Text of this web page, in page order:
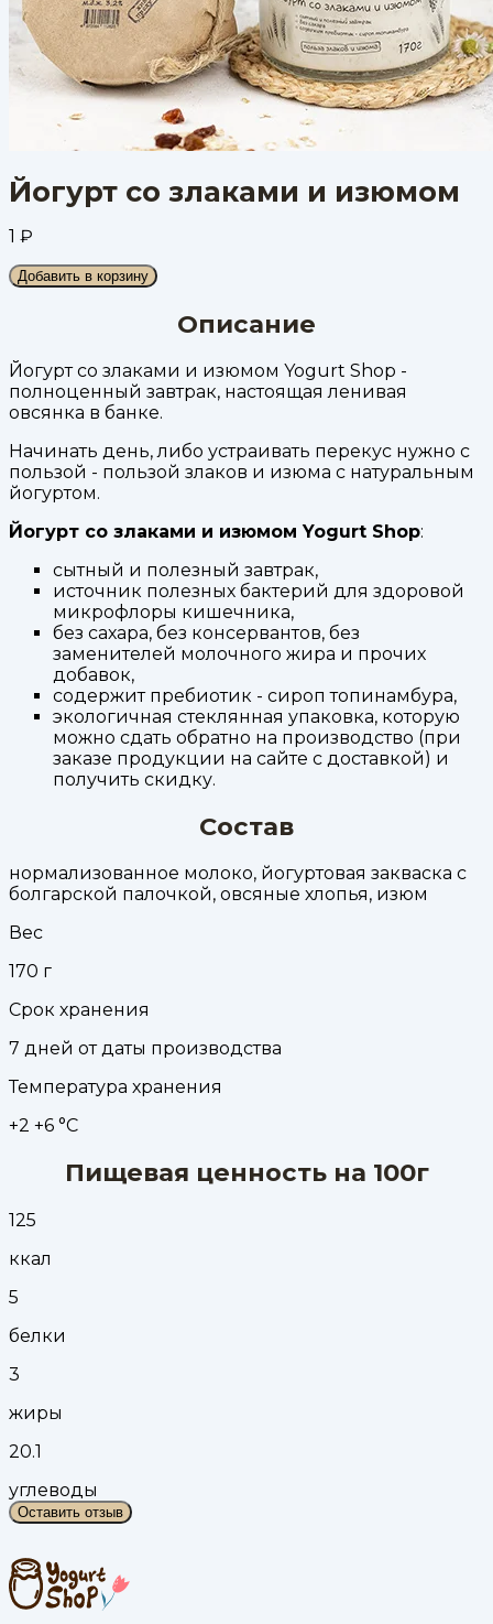
Йогурт со злаками и изюмом
1 ₽
Добавить в корзину
Описание
Йогурт со злаками и изюмом Yogurt Shop -
полноценный завтрак, настоящая ленивая
овсянка в банке.
Начинать день, либо устраивать перекус нужно с
пользой - пользой злаков и изюма с натуральным
йогуртом.
Йогурт со злаками и изюмом Yogurt Shop:
сытный и полезный завтрак,
источник полезных бактерий для здоровой
микрофлоры кишечника,
без сахара, без консервантов, без
заменителей молочного жира и прочих
добавок,
содержит пребиотик - сироп топинамбура,
экологичная стеклянная упаковка, которую
можно сдать обратно на производство (при
заказе продукции на сайте с доставкой) и
получить скидку.
Состав
нормализованное молоко, йогуртовая закваска с
болгарской палочкой, овсяные хлопья, изюм
Вес
170 г
Срок хранения
7 дней от даты производства
Температура хранения
+2 +6 °С
Пищевая ценность на 100г
125
ккал
5
белки
3
жиры
20.1
углеводы
Оставить отзыв